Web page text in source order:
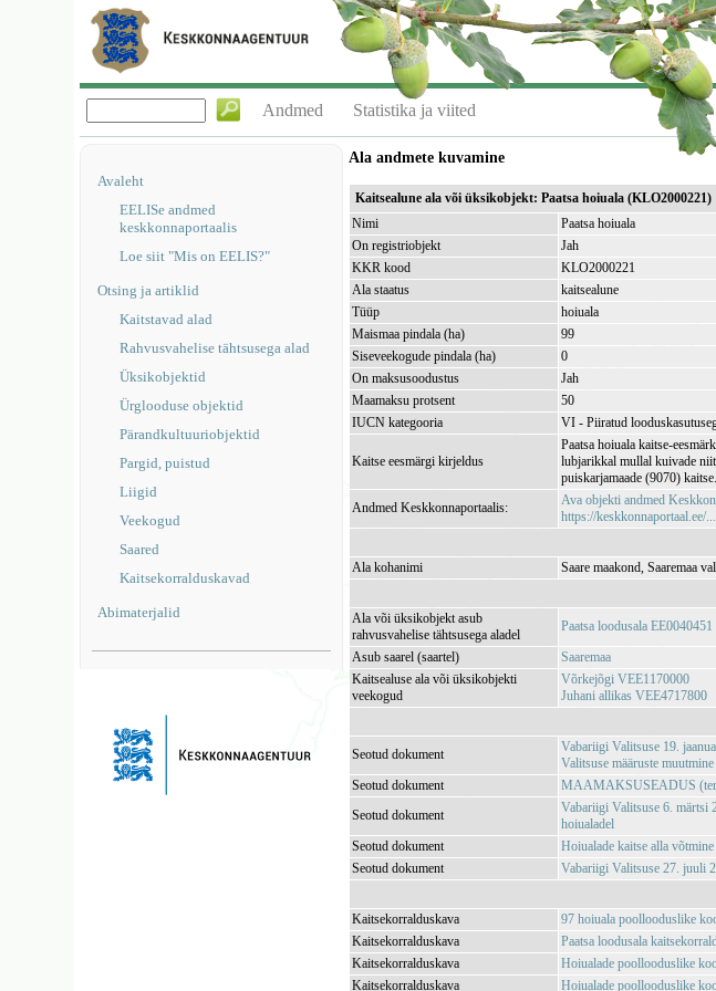
Andmed Statistika ja viited
Avaleht
EELISe andmed
keskkonnaportaalis
Loe siit "Mis on EELIS?"
Otsing ja artiklid
Kaitstavad alad
Rahvusvahelise tähtsusega alad
Üksikobjektid
Ürglooduse objektid
Pärandkultuuriobjektid
Pargid, puistud
Liigid
Veekogud
Saared
Kaitsekorralduskavad
Abimaterjalid
Ala andmete kuvamine
Kaitsealune ala või üksikobjekt: Paatsa hoiuala (KLO2000221)
Nimi
Paatsa hoiuala
On registriobjekt
Jah
KKR kood
KLO2000221
Ala staatus
kaitsealune
Tüüp
hoiuala
Maismaa pindala (ha)
99
Siseveekogude pindala (ha)
0
On maksusoodustus
Jah
Maamaksu protsent
50
IUCN kategooria
VI - Piiratud
Kaitse eesmärgi kirjeldus
Paatsa hoiuala kaitse-
lubjarikkal mullal kuivade
puiskarjamaade (9070) kaitse.
Andmed Keskkonnaportaalis:
Ava objekti andmed
https://keskkonnaportaal.ee/...
Ala kohanimi
Saare maakond, Saaremaa
Ala või üksikobjekt asub
rahvusvahelise tähtsusega aladel
Paatsa loodusala EE0040451
Asub saarel (saartel)
Saaremaa
Kaitsealuse ala või üksikobjekti
veekogud
Võrkejõgi VEE1170000
Juhani allikas VEE4717800
Seotud dokument
Vabariigi Valitsuse 19.
Valitsuse määruste
Seotud dokument
MAAMAKSUSEADUS
Seotud dokument
Vabariigi Valitsuse 6. märtsi
hoiualadel
Seotud dokument
Hoiualade kaitse alla
Seotud dokument
Vabariigi Valitsuse 27. juuli
Kaitsekorralduskava
97 hoiuala poollooduslike
Kaitsekorralduskava
Paatsa loodusala
Kaitsekorralduskava
Hoiualade poollooduslike
Kaitsekorralduskava
Hoiualade poollooduslike